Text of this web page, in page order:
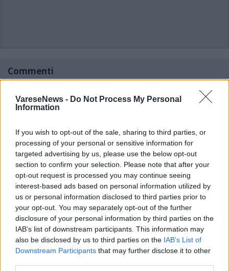
VareseNews - Do Not Process My Personal
Information
If you wish to opt-out of the sale, sharing to third parties, or
processing of your personal or sensitive information for
targeted advertising by us, please use the below opt-out
section to confirm your selection. Please note that after your
opt-out request is processed you may continue seeing
interest-based ads based on personal information utilized by
us or personal information disclosed to third parties prior to
your opt-out. You may separately opt-out of the further
disclosure of your personal information by third parties on the
IAB’s list of downstream participants. This information may
also be disclosed by us to third parties on the IAB’s List of
Downstream Participants that may further disclose it to other
Commenti
articolo.
L'email è richiesta ma non verrà mostrata ai visitatori. Il contenuto di questo
commenti non sono testi giornalistici, ma post inviati dai singoli lettori che
possono essere automaticamente pubblicati senza filtro preventivo. I commenti
che includano uno o più link a siti esterni verranno rimossi in automatico dal
sistema.
ADV